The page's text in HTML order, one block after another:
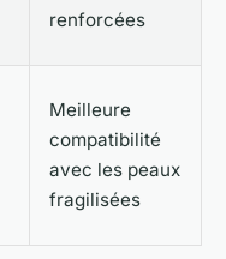
renforcées
Meilleure
compatibilité
avec les peaux
fragilisées